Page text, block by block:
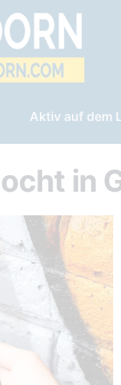
Aktiv auf dem
in